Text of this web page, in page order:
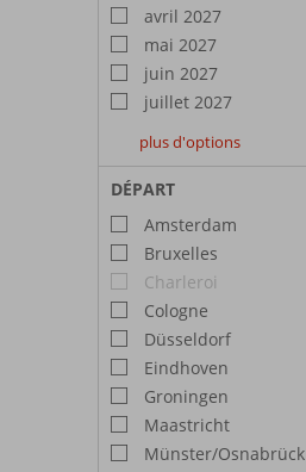
avril 2027
mai 2027
juin 2027
juillet 2027
août
2027
septembre
2027
octobre
2027
plus d'options
DÉPART
Amsterdam
Bruxelles
Charleroi
Cologne
Düsseldorf
Eindhoven
Groningen
Maastricht
Münster/Osnabrück